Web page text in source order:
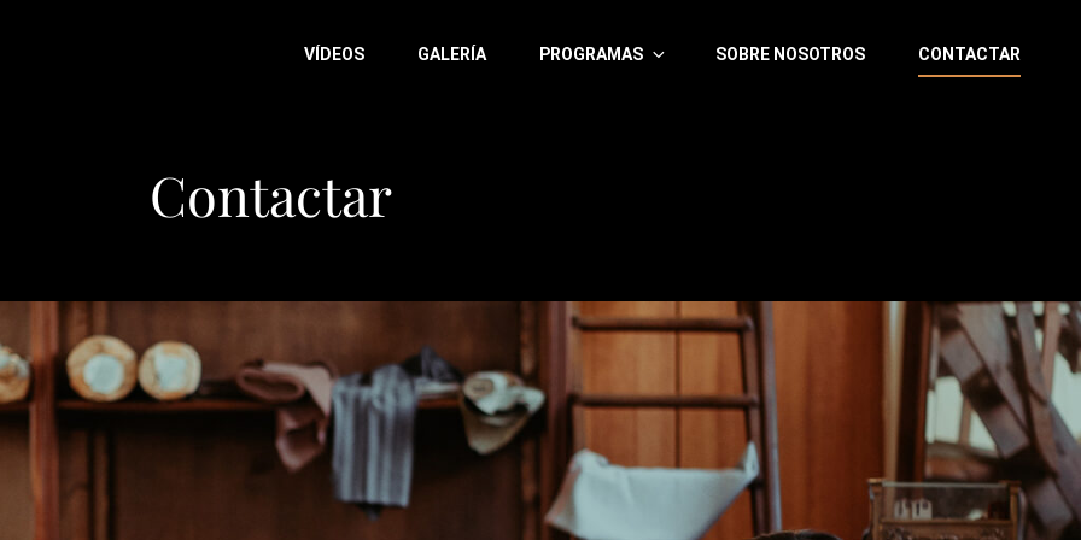
VÍDEOS GALERÍA PROGRAMAS SOBRE NOSOTROS CONTACTAR
Contactar